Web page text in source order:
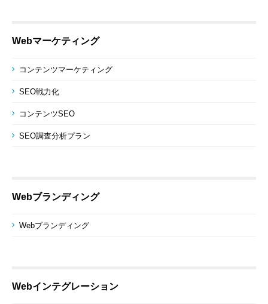
Webマーケティング
コンテンツマーケティング
SEO戦力化
コンテンツSEO
SEO調査分析プラン
Webブランディング
Webブランディング
Webインテグレーション